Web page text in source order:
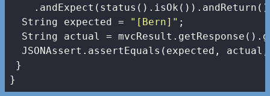
  String expected =
"[Bern]" ;
String actual =
JSONAssert.assertEquals(expected,
}
}